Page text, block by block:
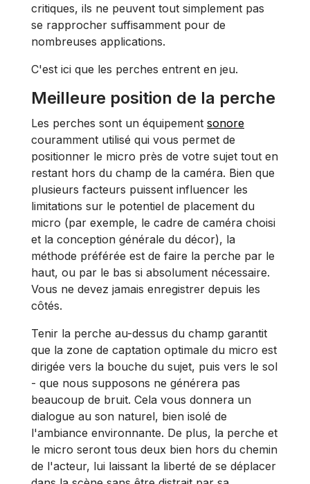
critiques, ils ne peuvent tout simplement pas
se rapprocher suffisamment pour de
nombreuses applications.
C'est ici que les perches entrent en jeu.
Meilleure position de la perche
Les perches sont un équipement sonore
couramment utilisé qui vous permet de
positionner le micro près de votre sujet tout en
restant hors du champ de la caméra. Bien que
plusieurs facteurs puissent influencer les
limitations sur le potentiel de placement du
micro (par exemple, le cadre de caméra choisi
et la conception générale du décor), la
méthode préférée est de faire la perche par le
haut, ou par le bas si absolument nécessaire.
Vous ne devez jamais enregistrer depuis les
côtés.
Tenir la perche au-dessus du champ garantit
que la zone de captation optimale du micro est
dirigée vers la bouche du sujet, puis vers le sol
- que nous supposons ne générera pas
beaucoup de bruit. Cela vous donnera un
dialogue au son naturel, bien isolé de
l'ambiance environnante. De plus, la perche et
le micro seront tous deux bien hors du chemin
de l'acteur, lui laissant la liberté de se déplacer